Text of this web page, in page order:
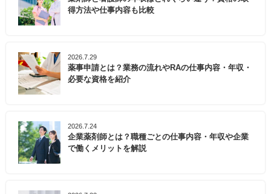
得方法や仕事内容も比較
2026.7.29
薬事申請とは？業務の流れやRAの仕事内容・年収・
必要な資格を紹介
2026.7.24
企業薬剤師とは？職種ごとの仕事内容・年収や企業
で働くメリットを解説